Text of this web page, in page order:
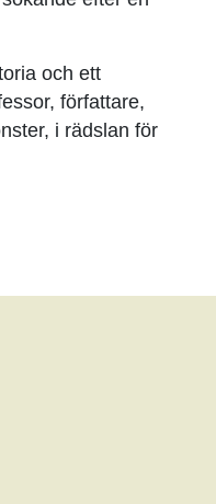
och ett
författare,
i rädslan för